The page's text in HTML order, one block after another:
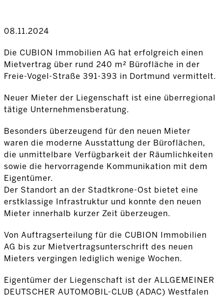
08.11.2024
Die CUBION Immobilien AG hat erfolgreich einen
Mietvertrag über rund 240 m² Bürofläche in der
Freie-Vogel-Straße 391-393 in Dortmund vermittelt.
Neuer Mieter der Liegenschaft ist eine überregional
tätige Unternehmensberatung.
Besonders überzeugend für den neuen Mieter
waren die moderne Ausstattung der Büroflächen,
die unmittelbare Verfügbarkeit der Räumlichkeiten
sowie die hervorragende Kommunikation mit dem
Eigentümer.
Der Standort an der Stadtkrone-Ost bietet eine
erstklassige Infrastruktur und konnte den neuen
Mieter innerhalb kurzer Zeit überzeugen.
Von Auftragserteilung für die CUBION Immobilien
AG bis zur Mietvertragsunterschrift des neuen
Mieters vergingen lediglich wenige Wochen.
Eigentümer der Liegenschaft ist der ALLGEMEINER
DEUTSCHER AUTOMOBIL-CLUB (ADAC) Westfalen